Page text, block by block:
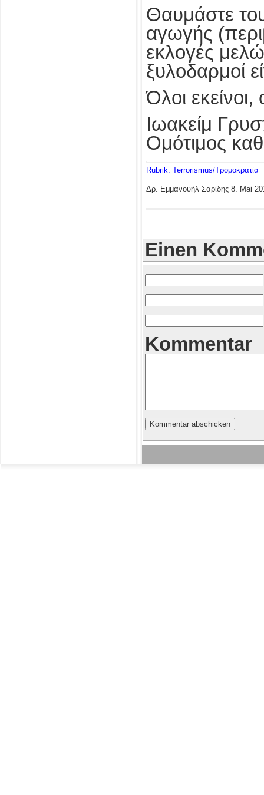
Θαυμάστε
αγωγής
εκλογές
ξυλοδαρμοί
Όλοι
Ιωακείμ
Ομότιμος
Rubrik: Terrorismus/Τρομοκρατία
Δρ. Εμμανουήλ Σαρίδης 8. Mai
Einen
Kommentar